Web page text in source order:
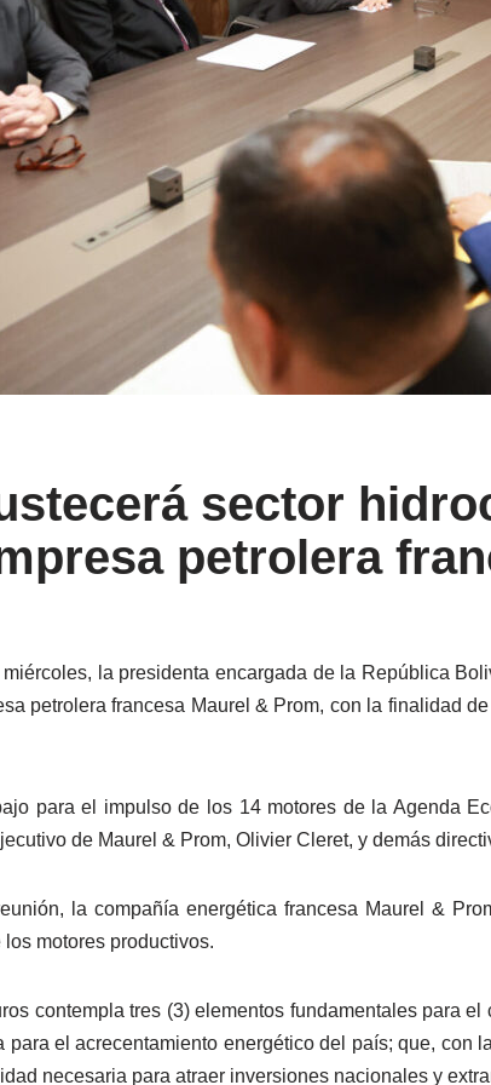
sector
petrolera
la presidenta encargada de la República
petrolera francesa Maurel & Prom, con la finalidad
para el impulso de los 14 motores de la Agenda
de Maurel & Prom, Olivier Cleret, y demás
la compañía energética francesa Maurel &
motores productivos.
contempla tres (3) elementos fundamentales para
para el acrecentamiento energético del país; que, con
necesaria para atraer inversiones nacionales y